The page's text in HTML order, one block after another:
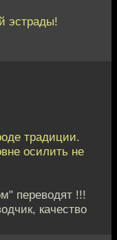
эстрады!
традиции.
осилить не
переводят !!!
качество